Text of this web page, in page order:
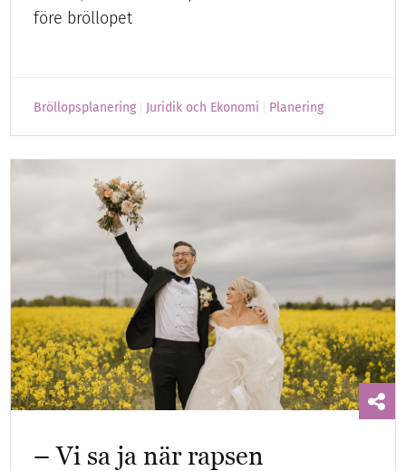
före bröllopet
Bröllopsplanering Juridik och Ekonomi Planering
– Vi sa ja när rapsen